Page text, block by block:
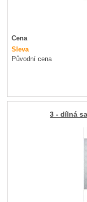
Cena
Sleva
Původní cena
3 - dílná